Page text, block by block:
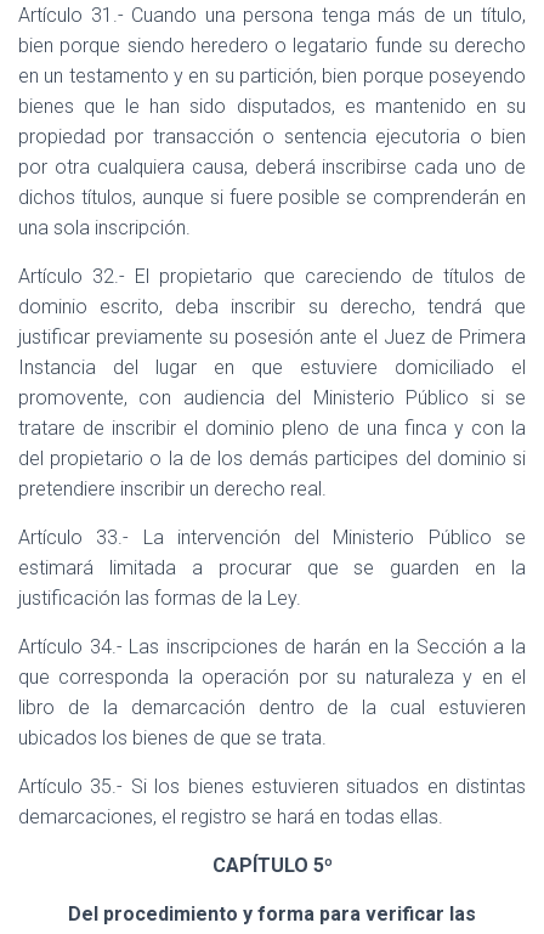
Artículo 31.- Cuando una persona tenga más de un título,
bien porque siendo heredero o legatario funde su derecho
en un testamento y en su partición, bien porque poseyendo
bienes que le han sido disputados, es mantenido en su
propiedad por transacción o sentencia ejecutoria o bien
por otra cualquiera causa, deberá inscribirse cada uno de
dichos títulos, aunque si fuere posible se comprenderán en
una sola inscripción.
Artículo 32.- El propietario que careciendo de títulos de
dominio escrito, deba inscribir su derecho, tendrá que
justificar previamente su posesión ante el Juez de Primera
Instancia del lugar en que estuviere domiciliado el
promovente, con audiencia del Ministerio Público si se
tratare de inscribir el dominio pleno de una finca y con la
del propietario o la de los demás participes del dominio si
pretendiere inscribir un derecho real.
Artículo 33.- La intervención del Ministerio Público se
estimará limitada a procurar que se guarden en la
justificación las formas de la Ley.
Artículo 34.- Las inscripciones de harán en la Sección a la
que corresponda la operación por su naturaleza y en el
libro de la demarcación dentro de la cual estuvieren
ubicados los bienes de que se trata.
Artículo 35.- Si los bienes estuvieren situados en distintas
demarcaciones, el registro se hará en todas ellas.
CAPÍTULO 5º
Del procedimiento y forma para verificar las